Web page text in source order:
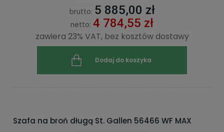
brutto: 5 885,00 zł
netto: 4 784,55 zł
zawiera 23% VAT, bez kosztów dostawy
Dodaj do koszyka
Szafa na broń długą St. Gallen 56466 WF MAX